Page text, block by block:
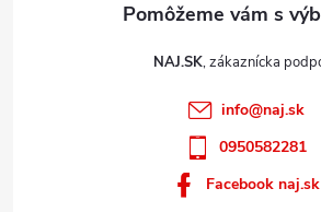
NAJ.SK
info@naj.sk
0950582281
Facebook naj.sk